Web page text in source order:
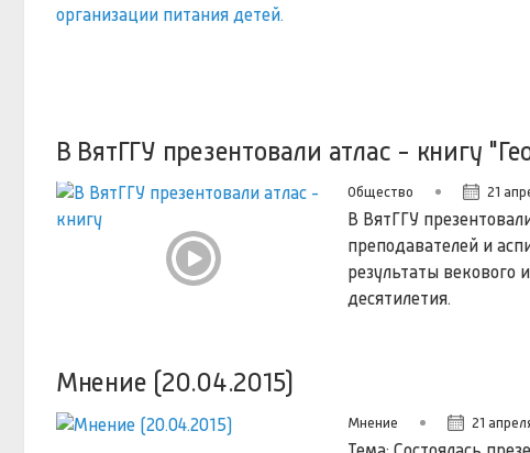
В ВятГГУ презентовали атлас - книгу
Общество 21
В ВятГГУ
преподавателей и
результаты векового
десятилетия.
Мнение (20.04.2015)
Мнение 21